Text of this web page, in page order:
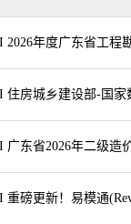
2026年度广东省工程
住房城乡建设部-国
重磅更新！易模通